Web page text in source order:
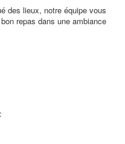
des lieux, notre équipe vous
repas dans une ambiance